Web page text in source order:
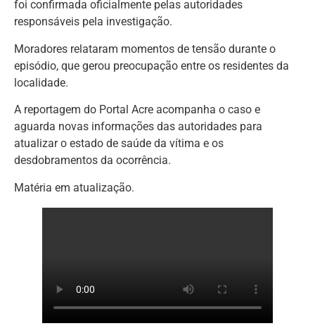
foi confirmada oficialmente pelas autoridades
responsáveis pela investigação.
Moradores relataram momentos de tensão durante o
episódio, que gerou preocupação entre os residentes da
localidade.
A reportagem do Portal Acre acompanha o caso e
aguarda novas informações das autoridades para
atualizar o estado de saúde da vítima e os
desdobramentos da ocorrência.
Matéria em atualização.